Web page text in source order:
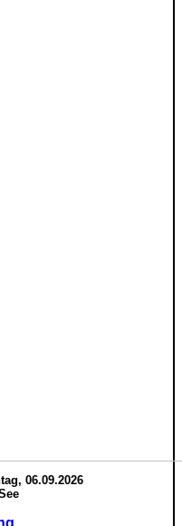
06.09.2026